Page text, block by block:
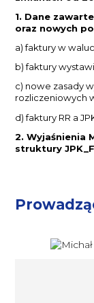
1. Dane
oraz nowych
a) faktury w
b) faktury
c) nowe zasady
rozliczeniowych
d) faktury RR a
2. Wyjaśnienia
struktury
Ekspert